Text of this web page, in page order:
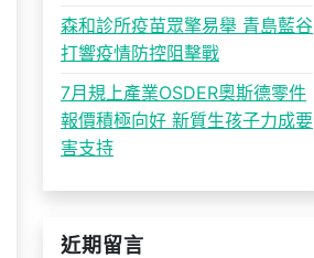
森和診所疫苗眾擎易舉 青島藍谷
打響疫情防控阻擊戰
7月規上產業OSDER奧斯德零件
報價積極向好 新質生孩子力成要
害支持
近期留言